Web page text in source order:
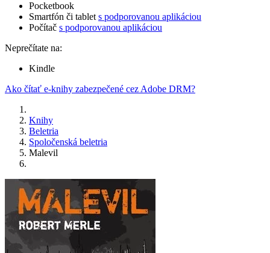
Pocketbook
Smartfón či tablet s podporovanou aplikáciou
Počítač s podporovanou aplikáciou
Neprečítate na:
Kindle
Ako čítať e-knihy zabezpečené cez Adobe DRM?
Knihy
Beletria
Spoločenská beletria
Malevil